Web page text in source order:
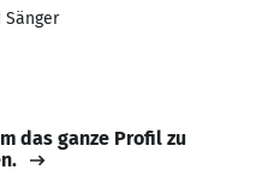
das ganze Profil zu